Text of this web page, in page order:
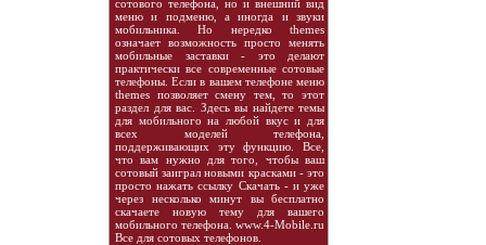
сотового телефона, но и внешний вид
меню и подменю, а иногда и звуки
мобильника. Но нередко themes
означает возможность просто менять
мобильные заставки - это делают
практически все современные сотовые
телефоны. Если в вашем телефоне меню
themes позволяет смену тем, то этот
раздел для вас. Здесь вы найдете темы
для мобильного на любой вкус и для
всех моделей телефона,
поддерживающих эту функцию. Все,
что вам нужно для того, чтобы ваш
сотовый заиграл новыми красками - это
просто нажать ссылку Скачать - и уже
через несколько минут вы бесплатно
скачаете новую тему для вашего
мобильного телефона. www.4-Mobile.ru
Все для сотовых телефонов.